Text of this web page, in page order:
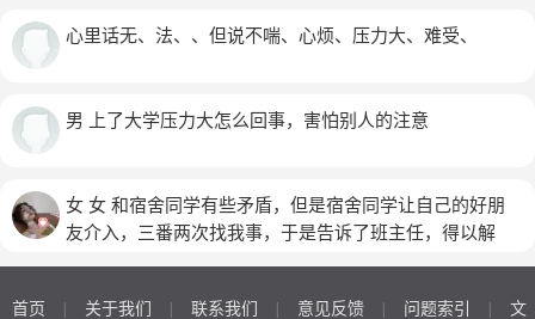
心里话无、法、、但说不喘、心烦、压力大、难受、
男 上了大学压力大怎么回事，害怕别人的注意
女 女 和宿舍同学有些矛盾，但是宿舍同学让自己的好朋
友介入，三番两次找我事，于是告诉了班主任，得以解
首页 | 关于我们 | 联系我们 | 意见反馈 | 问题索引 |
文